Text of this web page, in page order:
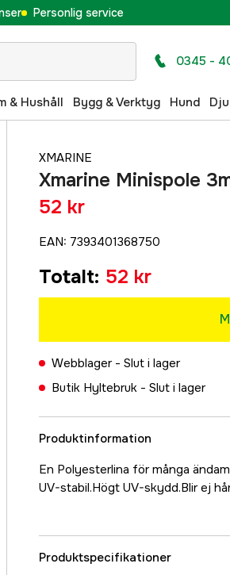
Personlig service
0345 -
& Hushåll Bygg & Verktyg Hund
XMARINE
Xmarine Minispole
52 kr
EAN: 7393401368750
Totalt: 52 kr
Webblager - Slut i lager
Butik Hyltebruk - Slut i lager
Produktinformation
En Polyesterlina för många
UV-stabil.Högt UV-skydd.Blir ej
Produktspecifikationer